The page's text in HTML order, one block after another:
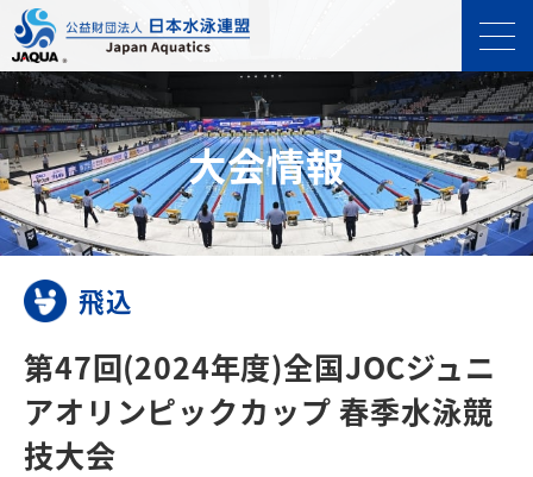
⼤会情報
飛込
第47回(2024年度)全国JOCジュニ
アオリンピックカップ 春季水泳競
技大会